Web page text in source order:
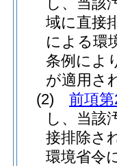
域に直接
による環
条例によ
が適用さ
(2)
前項
し、当該
接排除さ
環境省令